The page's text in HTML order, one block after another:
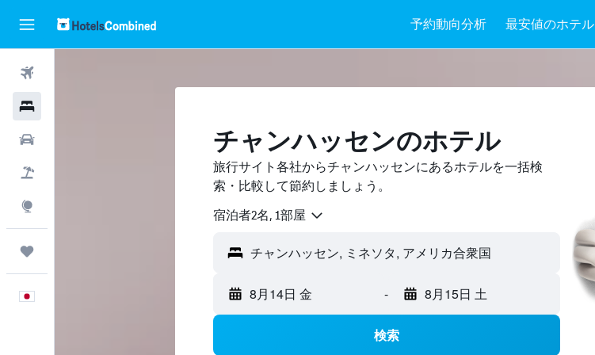
予約動向分析 最安値のホテル
チャンハッセンのホテル
旅行サイト各社からチャンハッセンにあるホテルを一括検
索・比較して節約しましょう。
宿泊者2名, 1​部屋
8月14日 金 - 8月15日 土
検索